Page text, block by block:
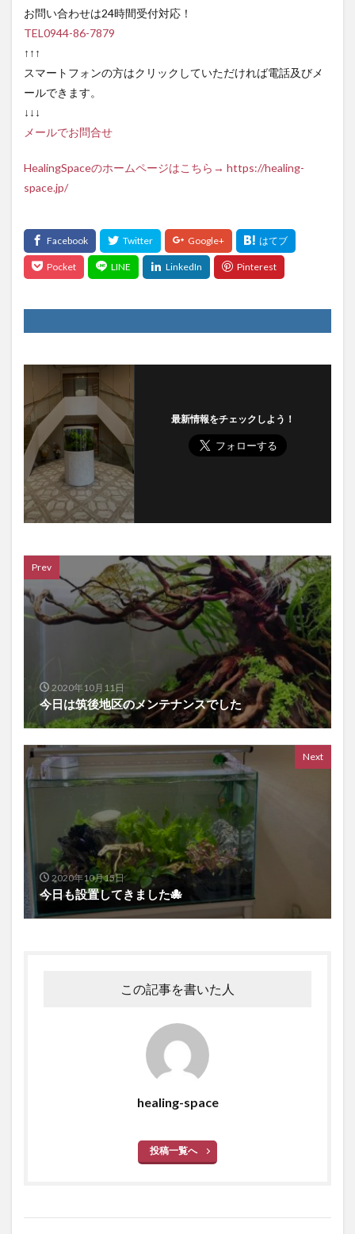
お問い合わせは24時間受付対応！
TEL0944-86-7879
↑↑↑
スマートフォンの方はクリックしていただければ電話及びメ
ールできます。
↓↓↓
メールでお問合せ
HealingSpaceのホームページはこちら→ https://healing-
space.jp/
最新情報をチェックしよう！
Prev
2020年10月11日
今日は筑後地区のメンテナンスでした
Next
2020年10月15日
今日も設置してきました🐙
この記事を書いた人
healing-space
投稿一覧へ